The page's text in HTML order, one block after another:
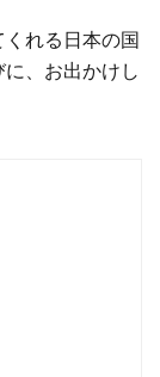
れる日本の国
、お出かけし